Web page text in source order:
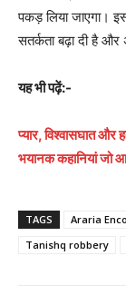
पकड़ लिया जाएगा।
सतर्कता बढ़ा दी है
यह भी पढ़ें:-
प्यार, विश्वासघात
भयानक कहानियां जो
TAGS Araria
Tanishq robbery